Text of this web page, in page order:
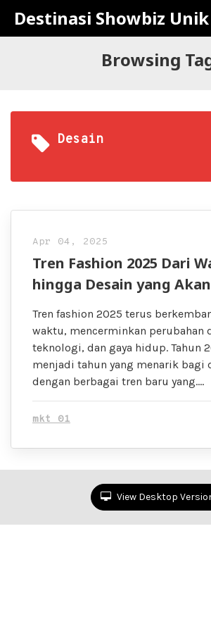
Destinasi Showbiz Unik
Browsing
Desain
Apr 04, 2025
Tren Fashion 2025 Dari
hingga Desain yang
Tren fashion 2025 terus
waktu, mencerminkan perubahan
teknologi, dan gaya hidup. Tahun
menjadi tahun yang menarik bagi
dengan berbagai tren baru yang….
mkt 01
View Desktop